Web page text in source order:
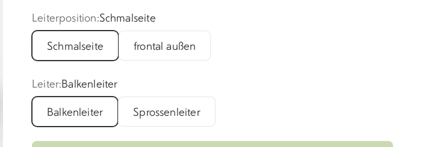
Leiterposition:Schmalseite
Schmalseite
frontal außen
Leiter:Balkenleiter
Balkenleiter
Sprossenleiter